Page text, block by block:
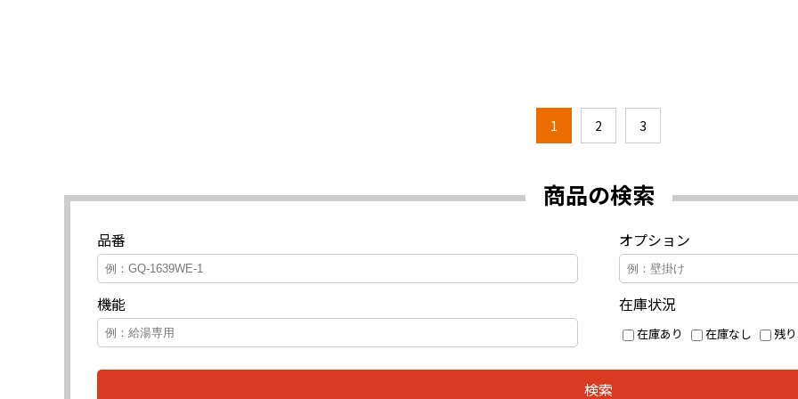
1 2 3
商品の検索
品番 オプション
機能 在庫状況
在庫あり 在庫なし 残
検索